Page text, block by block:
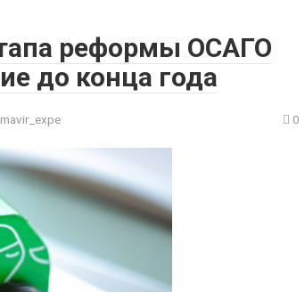
реформы ОСАГО
до конца года
0